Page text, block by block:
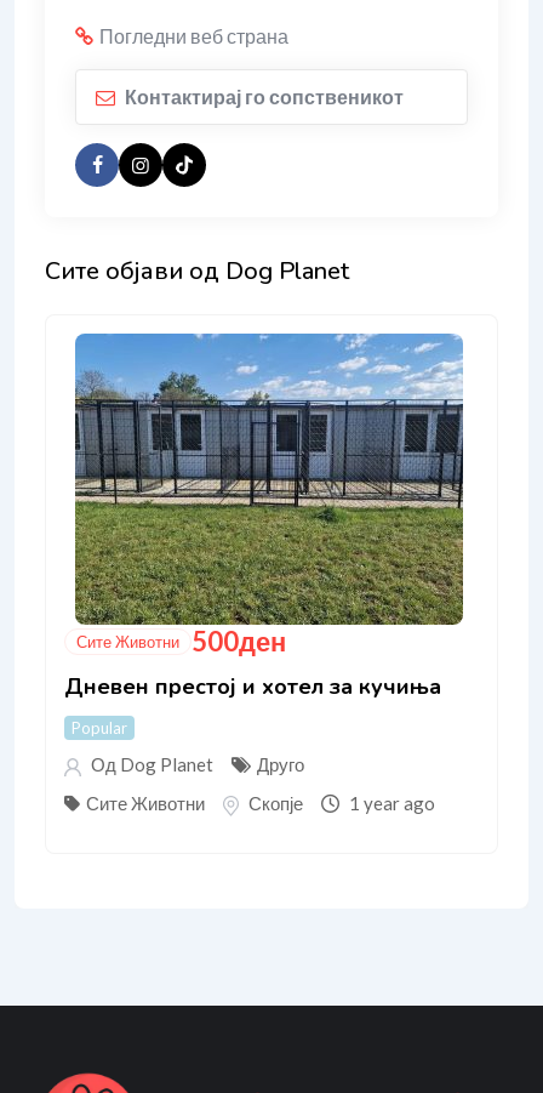
Погледни веб страна
Контактирај го сопственикот
Сите објави од Dog Planet
Сите Животни 500ден
Дневен престој и хотел за кучиња
Popular
Од Dog Planet
Друго
Сите Животни
Скопје 1 year ago